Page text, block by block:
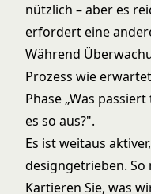
nützlich – aber es
erfordert eine
Während
Prozess wie
Phase „Was
es so aus?".
Es ist weitaus
designgetrieben. So
Kartieren Sie, was